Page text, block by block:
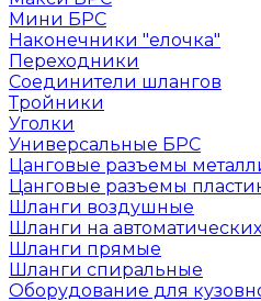
Мини БРС
Наконечники "елочка"
Переходники
Соединители шлангов
Тройники
Уголки
Универсальные БРС
Цанговые разъемы
Цанговые разъемы
Шланги воздушные
Шланги на
Шланги прямые
Шланги спиральные
Оборудование для